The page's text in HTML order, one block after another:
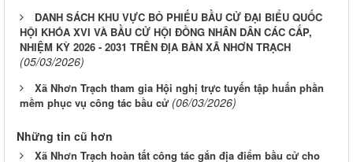
DANH SÁCH KHU VỰC BỎ PHIẾU BẦU CỬ ĐẠI BIỂU QUỐC
HỘI KHÓA XVI VÀ BẦU CỬ HỘI ĐỒNG NHÂN DÂN CÁC CẤP,
NHIỆM KỲ 2026 - 2031 TRÊN ĐỊA BÀN XÃ NHƠN TRẠCH
(05/03/2026)
Xã Nhơn Trạch tham gia Hội nghị trực tuyến tập huấn phần
mềm phục vụ công tác bầu cử (06/03/2026)
Những tin cũ hơn
Xã Nhơn Trạch hoàn tất công tác gắn địa điểm bầu cử cho